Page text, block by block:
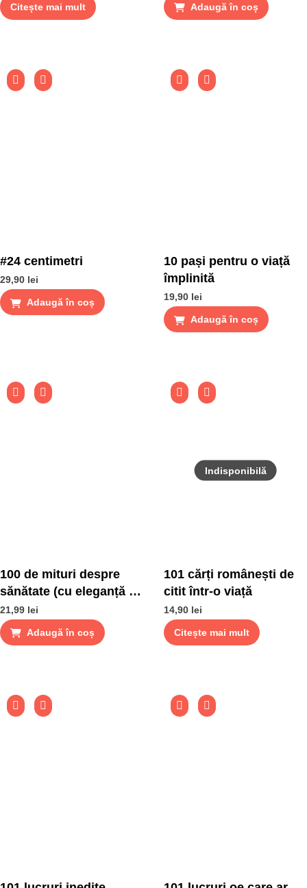
Citește mai mult Adaugă în coș
#24 centimetri
29,90 lei
Adaugă în coș
10 pași pentru o viață
împlinită
19,90 lei
Adaugă în coș
100 de mituri despre
sănătate (cu eleganță și
umor demontate)
21,99 lei
Adaugă în coș
101 cărți românești de
citit într-o viață
14,90 lei
Citește mai mult